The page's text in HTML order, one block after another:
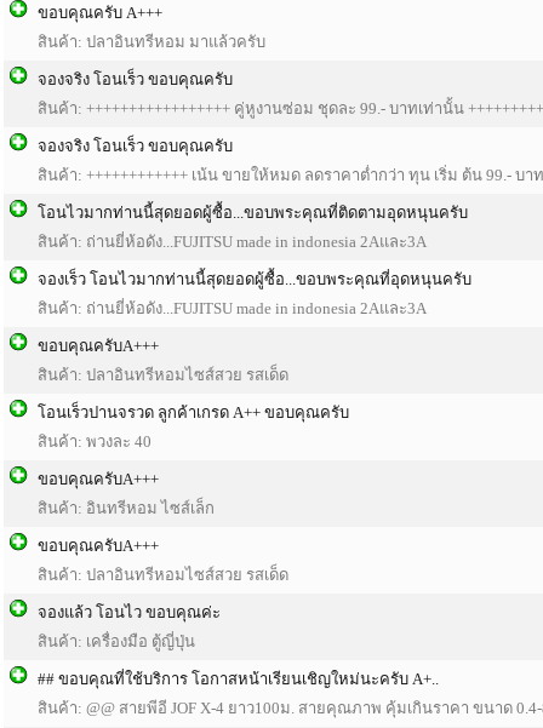
ขอบคุณครับ A+++
สินค้า: ปลาอินทรีหอม มาแล้วครับ
จองจริง โอนเร็ว ขอบคุณครับ
สินค้า: +++++++++++++++++ คู่หูงานซ่อม ชุดละ 99.- บาทเท่านั้น
จองจริง โอนเร็ว ขอบคุณครับ
สินค้า: ++++++++++++ เน้น ขายให้หมด ลดราคาต่ำกว่า ทุน เริ่ม ต้น 99.- บาท
โอนไวมากท่านนี้สุดยอดผู้ซื้อ...ขอบพระคุณที่ติดตามอุดหนุนครับ
สินค้า: ถ่านยี่ห้อดัง...FUJITSU made in indonesia 2Aและ3A
จองเร็ว โอนไวมากท่านนี้สุดยอดผู้ซื้อ...ขอบพระคุณที่อุดหนุนครับ
สินค้า: ถ่านยี่ห้อดัง...FUJITSU made in indonesia 2Aและ3A
ขอบคุณครับA+++
สินค้า: ปลาอินทรีหอมไซส์สวย รสเด็ด
โอนเร็วปานจรวด ลูกค้าเกรด A++ ขอบคุณครับ
สินค้า: พวงละ 40
ขอบคุณครับA+++
สินค้า: อินทรีหอม ไซส์เล็ก
ขอบคุณครับA+++
สินค้า: ปลาอินทรีหอมไซส์สวย รสเด็ด
จองแล้ว โอนไว ขอบคุณค่ะ
สินค้า: เครื่องมือ ตู้ญี่ปุ่น
## ขอบคุณที่ใช้บริการ โอกาสหน้าเรียนเชิญใหม่นะครับ A+..
สินค้า: @@ สายพีอี JOF X-4 ยาว100ม. สายคุณภาพ คุ้มเกินราคา ขนาด